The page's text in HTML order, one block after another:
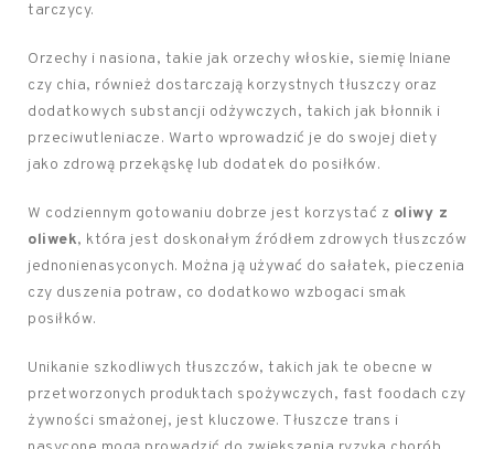
tarczycy.
Orzechy i nasiona, takie jak orzechy włoskie, siemię lniane
czy chia, również dostarczają korzystnych tłuszczy oraz
dodatkowych substancji odżywczych, takich jak błonnik i
przeciwutleniacze. Warto wprowadzić je do swojej diety
jako zdrową przekąskę lub dodatek do posiłków.
W codziennym gotowaniu dobrze jest korzystać z oliwy z
oliwek, która jest doskonałym źródłem zdrowych tłuszczów
jednonienasyconych. Można ją używać do sałatek, pieczenia
czy duszenia potraw, co dodatkowo wzbogaci smak
posiłków.
Unikanie szkodliwych tłuszczów, takich jak te obecne w
przetworzonych produktach spożywczych, fast foodach czy
żywności smażonej, jest kluczowe. Tłuszcze trans i